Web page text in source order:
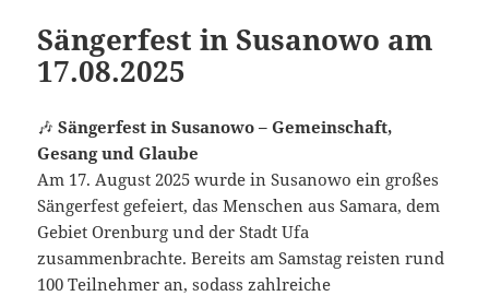
Sängerfest in Susanowo am
17.08.2025
🎶Sängerfest in Susanowo – Gemeinschaft,
Gesang und Glaube
Am 17. August 2025 wurde in Susanowo ein großes
Sängerfest gefeiert, das Menschen aus Samara, dem
Gebiet Orenburg und der Stadt Ufa
zusammenbrachte. Bereits am Samstag reisten rund
100 Teilnehmer an, sodass zahlreiche